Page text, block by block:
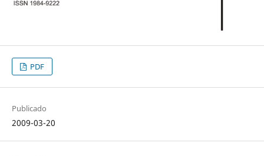
PDF
Publicado
2009-03-20